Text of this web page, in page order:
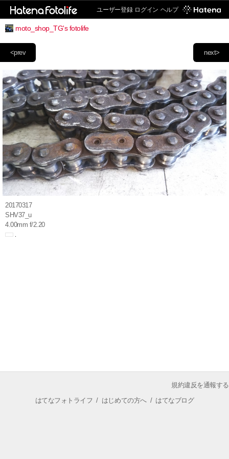
ユーザー登録 ログイン ヘルプ
moto_shop_TG's fotolife
next>
<prev
20170317
SHV37_u
4.00mm f/2.20
規約違反を通報する
はてなフォトライフ / はじめての方へ/ はてなブログ